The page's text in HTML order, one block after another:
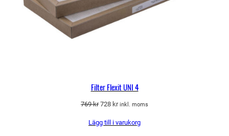
Filter Flexit UNI 4
769kr Det
priset
728 krDet
priset
inkl. moms
Lägg till i varukorg